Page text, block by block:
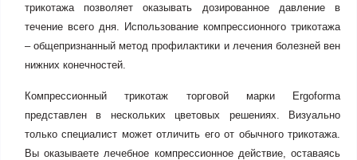
трикотажа позволяет оказывать дозированное давление в
течение всего дня. Использование компрессионного трикотажа
– общепризнанный метод профилактики и лечения болезней вен
нижних конечностей.
Компрессионный трикотаж торговой марки Ergoforma
представлен в нескольких цветовых решениях. Визуально
только специалист может отличить его от обычного трикотажа.
Вы оказываете лечебное компрессионное действие, оставаясь